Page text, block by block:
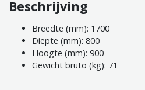
Beschrijving
Breedte (mm): 1700
Diepte (mm): 800
Hoogte (mm): 900
Gewicht bruto (kg): 71